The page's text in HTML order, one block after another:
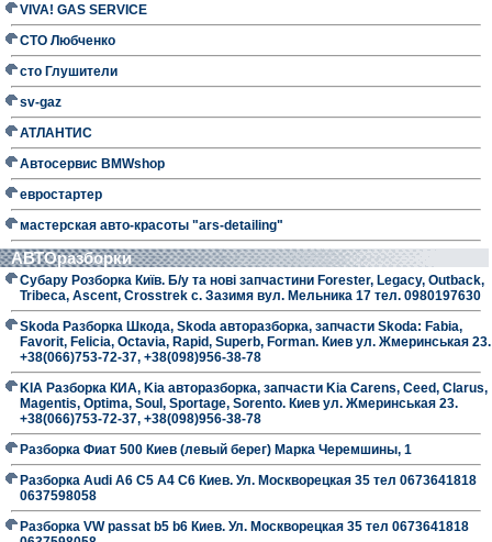
VIVA! GAS SERVICE
СТО Любченко
сто Глушители
sv-gaz
АТЛАНТИС
Автосервис BMWshop
евростартер
мастерская авто-красоты "ars-detailing"
АВТОразборки
Субару Розборка Київ. Б/у та нові запчастини Forester, Legacy, Outback,
Tribeca, Ascent, Crosstrek с. Зазимя вул. Мельника 17 тел. 0980197630
Skoda Разборка Шкода, Skoda авторазборка, запчасти Skoda: Fabia,
Favorit, Felicia, Octavia, Rapid, Superb, Forman. Киев ул. Жмеринськая 23.
+38(066)753-72-37, +38(098)956-38-78
KIA Разборка КИА, Kia авторазборка, запчасти Kia Carens, Ceed, Clarus,
Magentis, Optima, Soul, Sportage, Sorento. Киев ул. Жмеринськая 23.
+38(066)753-72-37, +38(098)956-38-78
Разборка Фиат 500 Киев (левый берег) Марка Черемшины, 1
Разборка Audi A6 C5 A4 C6 Киев. Ул. Москворецкая 35 тел 0673641818
0637598058
Разборка VW passat b5 b6 Киев. Ул. Москворецкая 35 тел 0673641818